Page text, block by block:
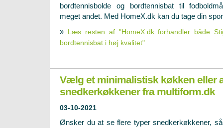
bordtennisbolde og bordtennisbat til
meget andet. Med HomeX.dk kan du tage din
» Læs resten af "HomeX.dk forhandler både
bordtennisbat i høj kvalitet"
Vælg et minimalistisk køkken eller
snedkerkøkkener fra multiform.dk
03-10-2021
Ønsker du at se flere typer snedkerkøkkener,